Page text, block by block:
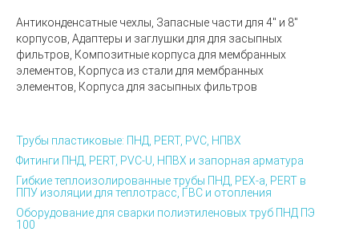
Антиконденсатные чехлы, Запасные части для 4″ и 8″
корпусов, Адаптеры и заглушки для для засыпных
фильтров, Композитные корпуса для мембранных
элементов, Корпуса из стали для мембранных
элементов, Корпуса для засыпных фильтров
Трубы пластиковые: ПНД, PERT, PVC, НПВХ
Фитинги ПНД, PERT, PVC-U, НПВХ и запорная арматура
Гибкие теплоизолированные трубы ПНД, PEX-а, PERT в
ППУ изоляции для теплотрасс, ГВС и отопления
Оборудование для сварки полиэтиленовых труб ПНД ПЭ
100